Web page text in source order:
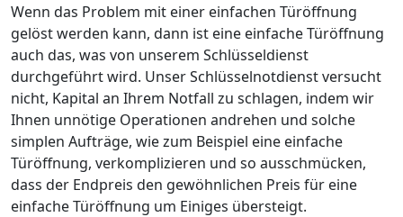
Wenn das Problem mit einer einfachen Türöffnung
gelöst werden kann, dann ist eine einfache Türöffnung
auch das, was von unserem Schlüsseldienst
durchgeführt wird. Unser Schlüsselnotdienst versucht
nicht, Kapital an Ihrem Notfall zu schlagen, indem wir
Ihnen unnötige Operationen andrehen und solche
simplen Aufträge, wie zum Beispiel eine einfache
Türöffnung, verkomplizieren und so ausschmücken,
dass der Endpreis den gewöhnlichen Preis für eine
einfache Türöffnung um Einiges übersteigt.